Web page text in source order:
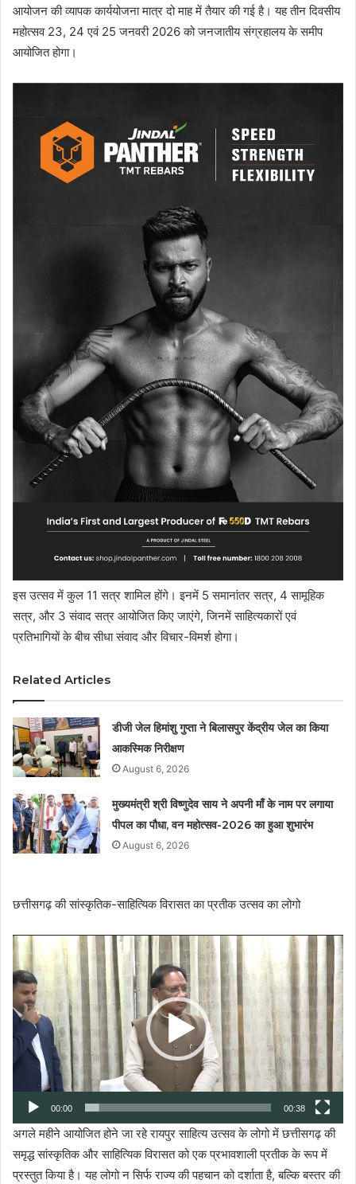
आयोजन की व्यापक कार्ययोजना मात्र दो माह में तैयार की गई है। यह तीन दिवसीय
महोत्सव 23, 24 एवं 25 जनवरी 2026 को जनजातीय संग्रहालय के समीप
आयोजित होगा।
इस उत्सव में कुल 11 सत्र शामिल होंगे। इनमें 5 समानांतर सत्र, 4 सामूहिक
सत्र, और 3 संवाद सत्र आयोजित किए जाएंगे, जिनमें साहित्यकारों एवं
प्रतिभागियों के बीच सीधा संवाद और विचार-विमर्श होगा।
Related Articles
डीजी जेल हिमांशु गुप्ता ने बिलासपुर केंद्रीय जेल का किया
आकस्मिक निरीक्षण
August 6, 2026
मुख्यमंत्री श्री विष्णुदेव साय ने अपनी माँ के नाम पर लगाया
पीपल का पौधा, वन महोत्सव-2026 का हुआ शुभारंभ
August 6, 2026
छत्तीसगढ़ की सांस्कृतिक-साहित्यिक विरासत का प्रतीक उत्सव का लोगो
Video
Player
00:00 00:38
अगले महीने आयोजित होने जा रहे रायपुर साहित्य उत्सव के लोगो में छत्तीसगढ़ की
समृद्ध सांस्कृतिक और साहित्यिक विरासत को एक प्रभावशाली प्रतीक के रूप में
प्रस्तुत किया है। यह लोगो न सिर्फ राज्य की पहचान को दर्शाता है, बल्कि बस्तर की